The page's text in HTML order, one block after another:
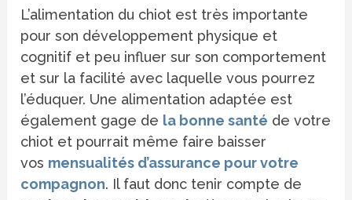
L’alimentation du chiot est très importante
pour son développement physique et
cognitif et peu influer sur son comportement
et sur la facilité avec laquelle vous pourrez
l’éduquer. Une alimentation adaptée est
également gage de la bonne santé de votre
chiot et pourrait même faire baisser
vos mensualités d’assurance pour votre
compagnon. Il faut donc tenir compte de